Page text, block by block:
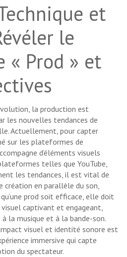
et
le
« Prod » et
la production est
les nouvelles tendances de
Actuellement, pour capter
sur les plateformes de
d’éléments visuels
telles que YouTube,
les tendances, il est vital de
création en parallèle du son,
prod soit efficace, elle doit
visuel captivant et engageant,
la musique et à la bande-son.
visuel et identité sonore est
immersive qui capte
du spectateur.